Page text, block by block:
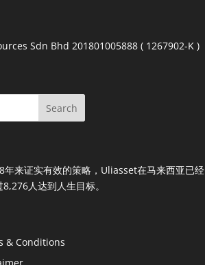
Sdn Bhd 201801005888 ( 1267902-K )
年来证实有效的策略，Uliasset在马来西亚已经
人达到人生目标。
& Conditions